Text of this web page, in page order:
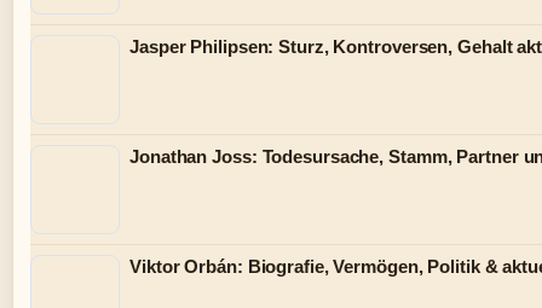
Jasper Philipsen: Sturz, Kontroversen, Gehalt
Jonathan Joss: Todesursache, Stamm, Partner
Viktor Orbán: Biografie, Vermögen, Politik &